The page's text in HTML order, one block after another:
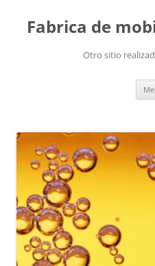
Fabrica de
Otro sitio